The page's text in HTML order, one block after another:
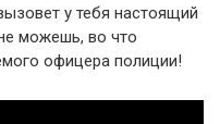
у тебя настоящий
можешь, во что
офицера полиции!